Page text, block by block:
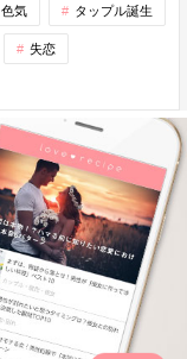
色気 タップル誕生
失恋